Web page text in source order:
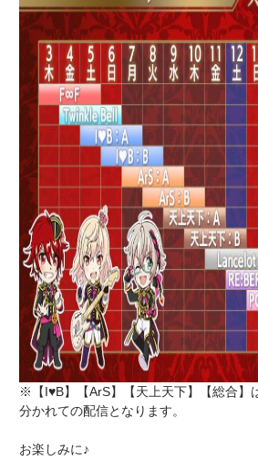
※【I♥B】【ArS】【天上天下】【総合】
分かれての配信となります。
お楽しみに♪